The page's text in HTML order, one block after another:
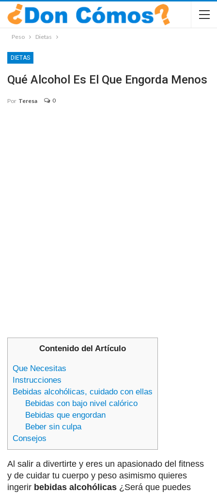
Peso Dietas
DIETAS
Qué Alcohol Es El Que Engorda Menos
Por Teresa 0
Contenido del Artículo
Que Necesitas
Instrucciones
Bebidas alcohólicas, cuidado con ellas
Bebidas con bajo nivel calórico
Bebidas que engordan
Beber sin culpa
Consejos
Al salir a divertirte y eres un apasionado del fitness
y de cuidar tu cuerpo y peso asimismo quieres
ingerir bebidas alcohólicas ¿Será que puedes